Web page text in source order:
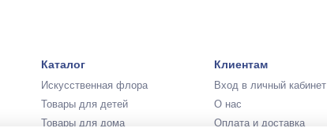
Каталог
Искусственная флора
Товары для детей
Товары для дома
Клиентам
Вход в личный кабинет
О нас
Оплата и доставка